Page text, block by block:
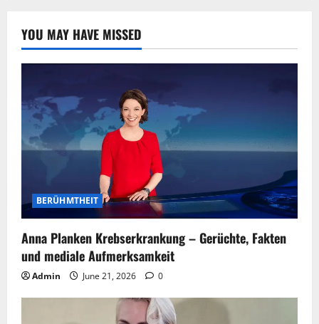
YOU MAY HAVE MISSED
BERÜHMTHEIT
Anna Planken Krebserkrankung – Gerüchte, Fakten
und mediale Aufmerksamkeit
Admin June 21, 2026 0